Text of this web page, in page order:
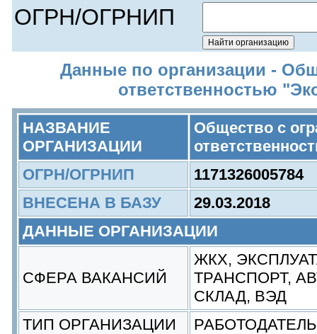
ОГРН/ОГРНИП
Данные по организации -
ответственностью
НАЗВАНИЕ
ОРГАНИЗАЦИИ
Общество с
ОГРН/ОГРНИП
1171326005784
ВНЕСЕНА В БАЗУ
29.03.2018
ДАННЫЕ ОРГАНИЗАЦИИ
СФЕРА ВАКАНСИЙ
ЖКХ,
ТРАНСПОРТ,
СКЛАД, ВЭД
ТИП ОРГАНИЗАЦИИ
РАБОТОДАТЕЛЬ